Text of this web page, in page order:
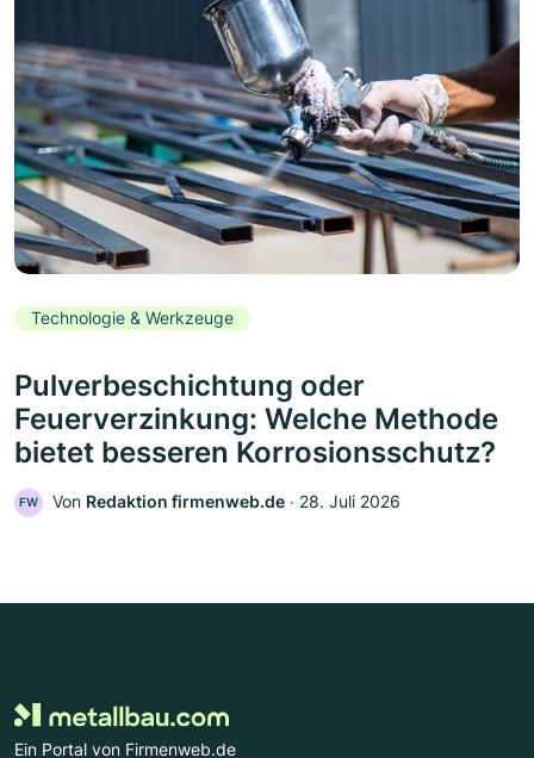
Technologie & Werkzeuge
Pulverbeschichtung oder
Feuerverzinkung: Welche Methode
bietet besseren Korrosionsschutz?
FW Von Redaktion firmenweb.de ‧ 28. Juli 2026
Ein Portal von Firmenweb.de